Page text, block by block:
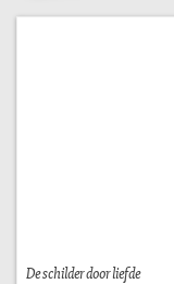
De schilder door liefde